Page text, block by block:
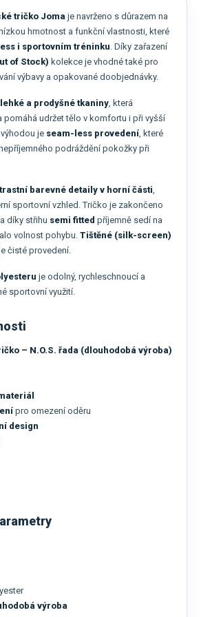
tričko Joma je navrženo s důrazem na
hmotnost a funkční vlastnosti, které
i sportovním tréninku. Díky zařazení
of Stock) kolekce je vhodné také pro
výbavy a opakované doobjednávky.
lehké a prodyšné tkaniny, která
pomáhá udržet tělo v komfortu i při vyšší
je seam-less provedení, které
podráždění pokožky při
barevné detaily v horní části,
sportovní vzhled. Tričko je zakončeno
a díky střihu semi fitted příjemně sedí na
volnost pohybu. Tištěné (silk-screen)
čisté provedení.
je odolný, rychleschnoucí a
sportovní využití.
– N.O.S. řada (dlouhodobá výroba)
pro omezení oděru
design
výroba